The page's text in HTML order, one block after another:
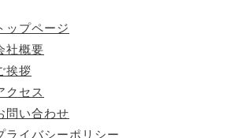
ップページ
社概要
挨拶
クセス
問い合わせ
ライバシーポリシー